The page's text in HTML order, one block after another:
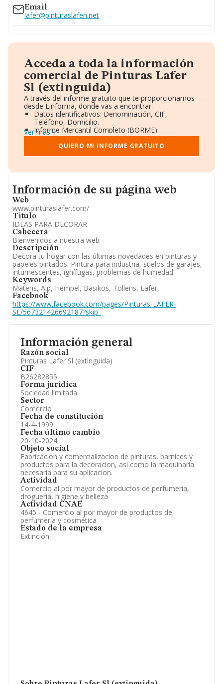
Información general
Razón social
Pinturas Lafer Sl (extinguida)
CIF
B26282855
Forma jurídica
Sociedad limitada
Sector
Comercio
Fecha de constitución
14-4-1999
Fecha último cambio
20-10-2024
Objeto social
Fabricacion y comercializacion de pinturas, barnices y
productos para la decoracion, asi como la maquinaria
necesaria para su aplicacion.
Actividad
Comercio al por mayor de productos de perfumería,
droguería, higiene y belleza
Actividad CNAE
4645 - Comercio al por mayor de productos de
perfumería y cosmética
Estado de la empresa
Extinción
Email
lafer@pinturaslafen.net
Acceda a toda la información
comercial de Pinturas Lafer
Sl (extinguida)
A través del informe gratuito que te proporcionamos
desde Einforma, donde vas a encontrar:
Datos identificativos: Denominación, CIF,
Teléfono, Domicilio.
Informe Mercantil Completo (BORME).
Gráficos de Evolución Ventas y Empleados.
Consejo de Administración y Administradores.
Directivos y Ejecutivos.
Información oficial y registral complementaria.
Ver más
QUIERO MI INFORME GRATUITO
Informacion de su página web
Información de su página web
Web
www.pinturaslafer.com/
Titulo
IDEAS PARA DECORAR
Cabecera
Bienvenidos a nuestra web
Descripción
Decora tu hogar con las últimas novedades en pinturas y
papeles pintados. Pintura para industria, suelos de garajes,
intumescentes, ignífugas, problemas de humedad.
Keywords
Materis, Alp, Hempel, Basikos, Tollens, Lafer,
Facebook
https://www.facebook.com/pages/Pinturas-LAFER-
SL/567321426692187?skip_